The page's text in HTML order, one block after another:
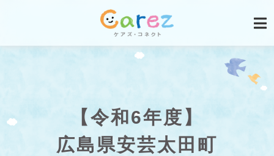
【令和6年度】
広島県安芸太田町